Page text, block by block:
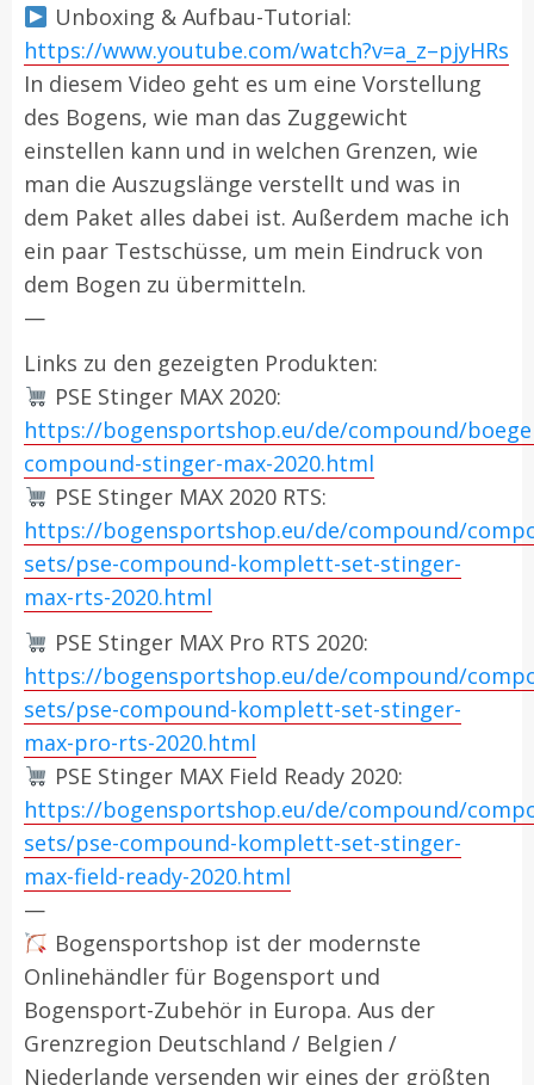
Unboxing & Aufbau-Tutorial:
https://www.youtube.com/watch?v=a_z–pjyHRs
In diesem Video geht es um eine Vorstellung
des Bogens, wie man das Zuggewicht
einstellen kann und in welchen Grenzen, wie
man die Auszugslänge verstellt und was in
dem Paket alles dabei ist. Außerdem mache ich
ein paar Testschüsse, um mein Eindruck von
dem Bogen zu übermitteln.
—
Links zu den gezeigten Produkten:
PSE Stinger MAX 2020:
https://bogensportshop.eu/de/compound/
compound-stinger-max-2020.html
PSE Stinger MAX 2020 RTS:
https://bogensportshop.eu/de/compound/
sets/pse-compound-komplett-set-stinger-
max-rts-2020.html
PSE Stinger MAX Pro RTS 2020:
https://bogensportshop.eu/de/compound/
sets/pse-compound-komplett-set-stinger-
max-pro-rts-2020.html
PSE Stinger MAX Field Ready 2020:
https://bogensportshop.eu/de/compound/
sets/pse-compound-komplett-set-stinger-
max-field-ready-2020.html
—
Bogensportshop ist der modernste
Onlinehändler für Bogensport und
Bogensport-Zubehör in Europa. Aus der
Grenzregion Deutschland / Belgien /
Niederlande versenden wir eines der größten